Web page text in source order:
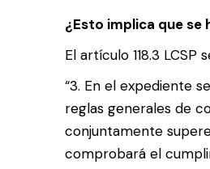
¿Esto implica que se
El artículo 118.3 LCSP
“3. En el expediente
reglas generales de
conjuntamente
comprobará el